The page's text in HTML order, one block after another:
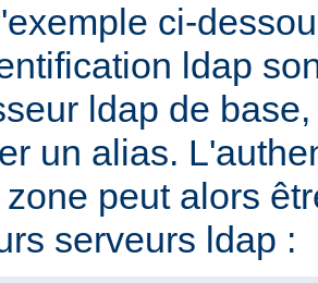
ci-
ldap
ldap de
un alias.
peut alors
serveurs ldap :